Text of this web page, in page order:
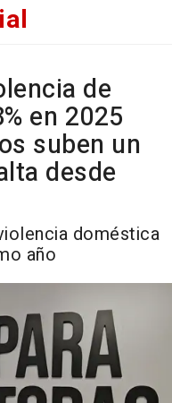
de
en 2025
suben un
desde
doméstica
año